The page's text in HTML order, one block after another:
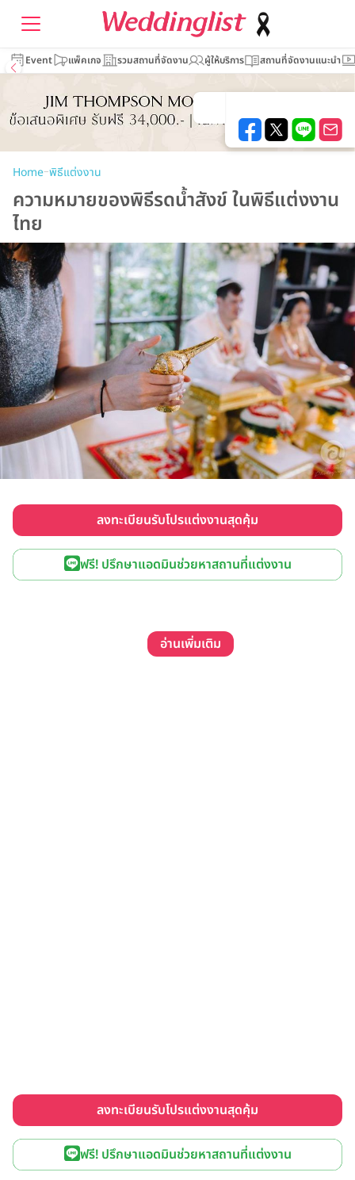
Event แพ็คเกจ รวมสถานที่จัดงาน ผู้ให้บริการ สถานที่จัดงานแนะนำ
Home–พิธีแต่งงาน
ความหมายของพิธีรดน้ำสังข์ ในพิธีแต่งงาน
ไทย
ลงทะเบียนรับโปรแต่งงานสุดคุ้ม
ฟรี! ปรึกษาแอดมินช่วยหาสถานที่แต่งงาน
อ่านเพิ่มเติม
ลงทะเบียนรับโปรแต่งงานสุดคุ้ม
ฟรี! ปรึกษาแอดมินช่วยหาสถานที่แต่งงาน